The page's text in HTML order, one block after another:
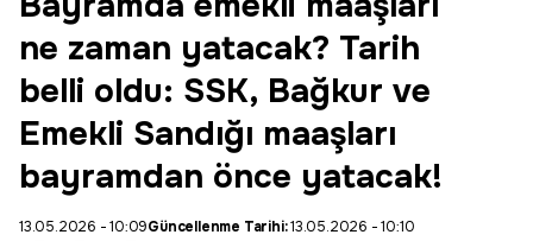
ne zaman yatacak? Tarih
belli oldu: SSK, Bağkur ve
Emekli Sandığı maaşları
bayramdan önce yatacak!
13.05.2026 - 10:09Güncellenme Tarihi:13.05.2026 - 10:10